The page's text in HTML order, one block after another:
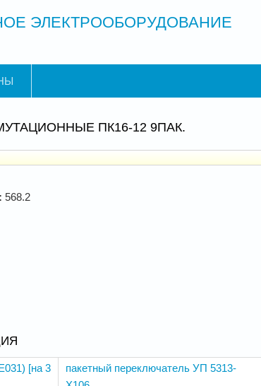
ЭЛЕКТРООБОРУДОВАНИЕ
ПК16-12 9ПАК.
568.2
[на 3
пакетный переключатель УП 5313-